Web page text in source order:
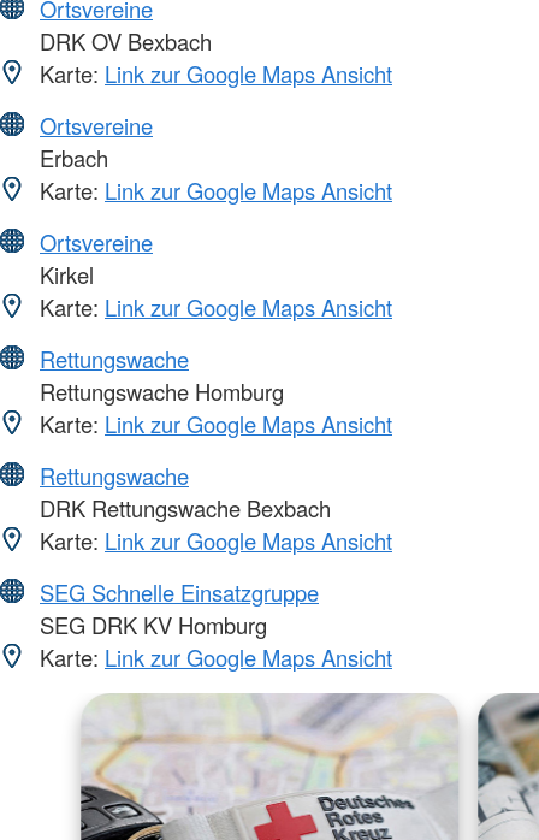
Ortsvereine
DRK OV Bexbach
Karte: Link zur Google Maps Ansicht
Ortsvereine
Erbach
Karte: Link zur Google Maps Ansicht
Ortsvereine
Kirkel
Karte: Link zur Google Maps Ansicht
Rettungswache
Rettungswache Homburg
Karte: Link zur Google Maps Ansicht
Rettungswache
DRK Rettungswache Bexbach
Karte: Link zur Google Maps Ansicht
SEG Schnelle Einsatzgruppe
SEG DRK KV Homburg
Karte: Link zur Google Maps Ansicht